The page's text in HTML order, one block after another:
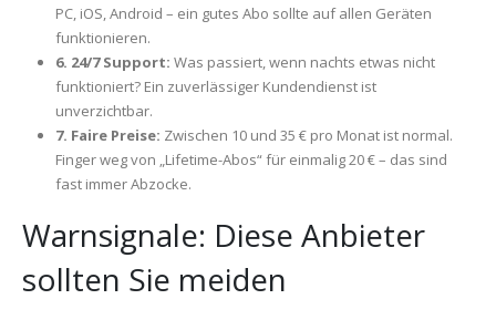
PC, iOS, Android – ein gutes Abo sollte auf allen Geräten
funktionieren.
6. 24/7 Support: Was passiert, wenn nachts etwas nicht
funktioniert? Ein zuverlässiger Kundendienst ist
unverzichtbar.
7. Faire Preise: Zwischen 10 und 35 € pro Monat ist normal.
Finger weg von „Lifetime-Abos“ für einmalig 20 € – das sind
fast immer Abzocke.
Warnsignale: Diese Anbieter
sollten Sie meiden